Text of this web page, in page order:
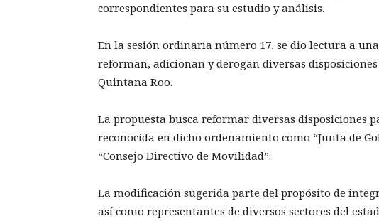
correspondientes para su estudio y análisis.
En la sesión ordinaria número 17, se dio lectura a
reforman, adicionan y derogan diversas
Quintana Roo.
La propuesta busca reformar diversas disposiciones
reconocida en dicho ordenamiento como “Junta de
“Consejo Directivo de Movilidad”.
La modificación sugerida parte del propósito de
así como representantes de diversos sectores del